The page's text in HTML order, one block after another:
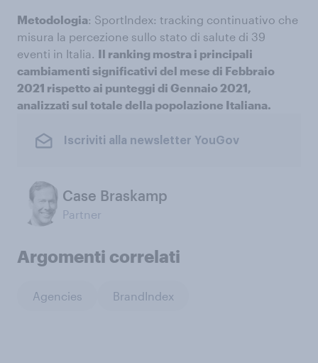
Metodologia: SportIndex: tracking continuativo che
misura la percezione sullo stato di salute di 39
eventi in Italia. Il ranking mostra i principali
cambiamenti significativi del mese di Febbraio
2021 rispetto ai punteggi di Gennaio 2021,
analizzati sul totale della popolazione Italiana.
Iscriviti alla newsletter YouGov
Case Braskamp
Partner
Argomenti correlati
Agencies BrandIndex